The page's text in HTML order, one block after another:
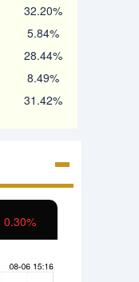
32.20%
5.84%
28.44%
8.49%
31.42%
0.30%